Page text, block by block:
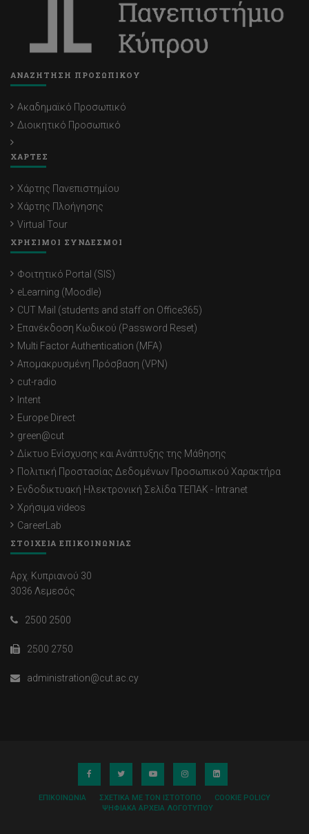
ΑΝΑΖΗΤΗΣΗ ΠΡΟΣΩΠΙΚΟΥ
Ακαδημαϊκό Προσωπικό
Διοικητικό Προσωπικό
ΧΑΡΤΕΣ
Χάρτης Πανεπιστημίου
Χάρτης Πλοήγησης
Virtual Tour
ΧΡΗΣΙΜΟΙ ΣΥΝΔΕΣΜΟΙ
Φοιτητικό Portal (SIS)
eLearning (Moodle)
CUT Mail (students and staff on Office365)
Επανέκδοση Κωδικού (Password Reset)
Multi Factor Authentication (MFA)
Απομακρυσμένη Πρόσβαση (VPN)
cut-radio
Intent
Europe Direct
green@cut
Δίκτυο Ενίσχυσης και Ανάπτυξης της Μάθησης
Πολιτική Προστασίας Δεδομένων Προσωπικού Χαρακτήρα
Ενδοδικτυακή Ηλεκτρονική Σελίδα ΤΕΠΑΚ - Intranet
Χρήσιμα videos
CareerLab
ΣΤΟΙΧΕΙΑ ΕΠΙΚΟΙΝΩΝΙΑΣ
Αρχ. Κυπριανού 30
3036 Λεμεσός
2500 2500
2500 2750
administration@cut.ac.cy
ΕΠΙΚΟΙΝΩΝΊΑ ΣΧΕΤΙΚΆ ΜΕ ΤΟΝ ΙΣΤΌΤΟΠΟ
COOKIE POLICY
ΨΗΦΙΑΚΆ ΑΡΧΕΊΑ ΛΟΓΌΤΥΠΟΥ